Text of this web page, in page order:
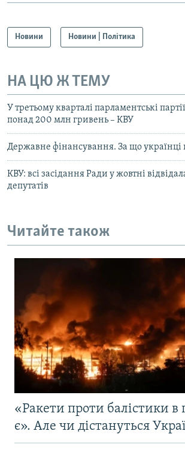
Новини Новини | Політика
НА ЦЮ Ж ТЕМУ
У третьому кварталі парламентські
понад 200 млн гривень – КВУ
Державне фінансування. За що українці
КВУ: всі засідання Ради у жовтні
депутатів
Читайте також
«Ракети проти балістики в
є». Але чи дістануться